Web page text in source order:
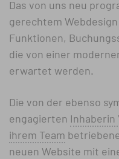
Das von uns neu
gerechtem
Funktionen,
die von einer
erwartet werden.
Die von der ebenso
engagierten
ihrem Team
neuen Website mit